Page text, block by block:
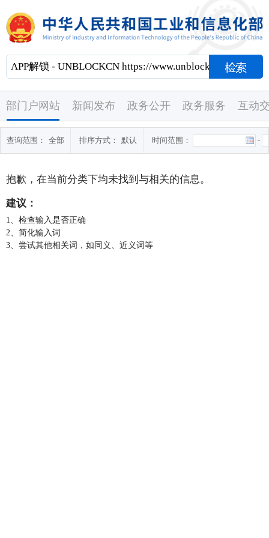
部门户网站 新闻发布 政务公开 政务服务 互动
查询范围： 全部 排序方式： 默认 时间范围： -
抱歉，在当前分类下均未找到与相关的信息。
建议：
1、检查输入是否正确
2、简化输入词
3、尝试其他相关词，如同义、近义词等